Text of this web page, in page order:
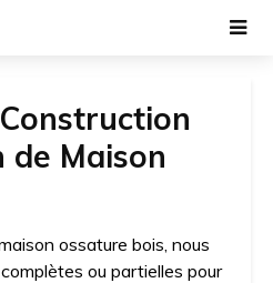
de Maison
ossature bois, nous
ou partielles pour